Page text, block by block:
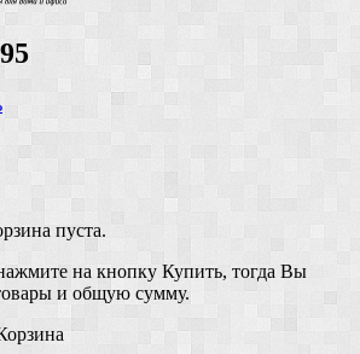
пуста.
на кнопку Купить, тогда Вы
и общую сумму.